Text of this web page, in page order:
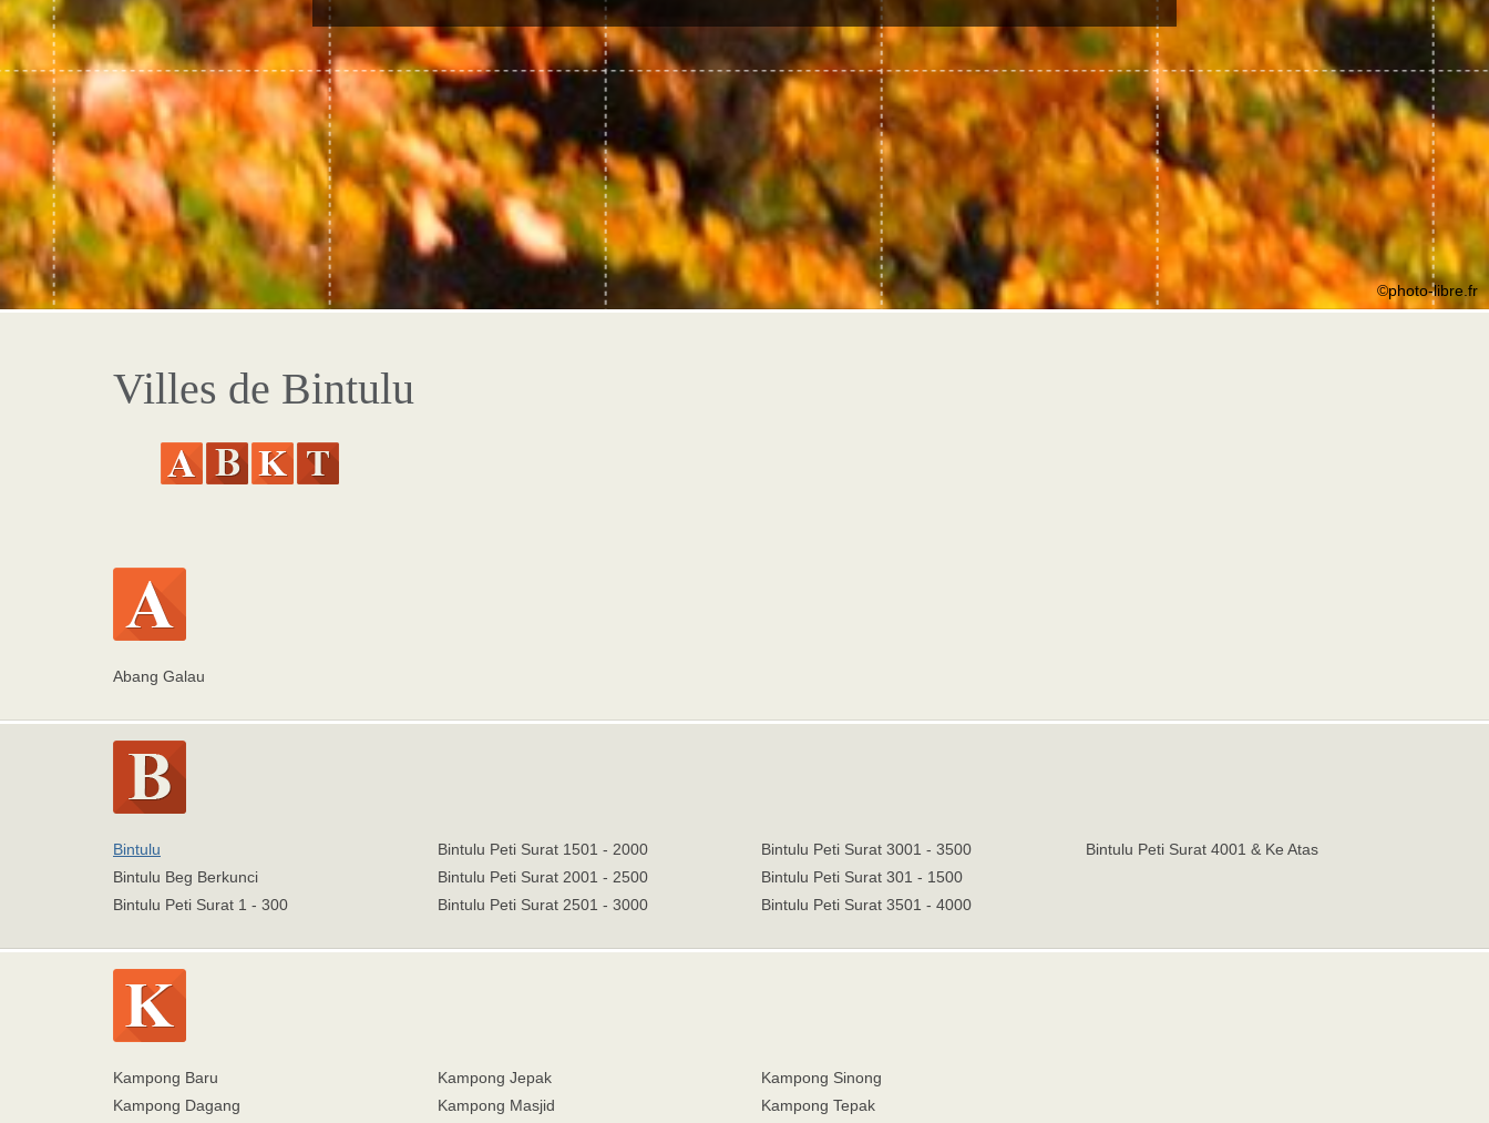
©photo-libre.fr
Villes de Bintulu
Abang Galau
Bintulu
Bintulu Beg Berkunci
Bintulu Peti Surat 1 - 300
Bintulu Peti Surat 1501 - 2000
Bintulu Peti Surat 2001 - 2500
Bintulu Peti Surat 2501 - 3000
Bintulu Peti Surat 3001 - 3500
Bintulu Peti Surat 301 - 1500
Bintulu Peti Surat 3501 - 4000
Bintulu Peti Surat 4001 & Ke Atas
Kampong Baru
Kampong Dagang
Kampong Jepak
Kampong Masjid
Kampong Sinong
Kampong Tepak